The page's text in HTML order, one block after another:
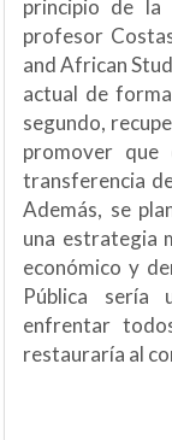
principio de la
profesor
and African
actual de
segundo,
promover
transferencia
Además, se
una estrategia
económico y
Pública sería
enfrentar
restauraría al